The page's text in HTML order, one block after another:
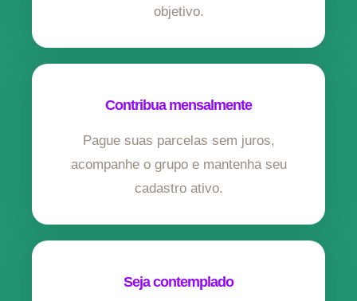
objetivo.
Contribua mensalmente
Pague suas parcelas sem juros,
acompanhe o grupo e mantenha seu
cadastro ativo.
Seja contemplado